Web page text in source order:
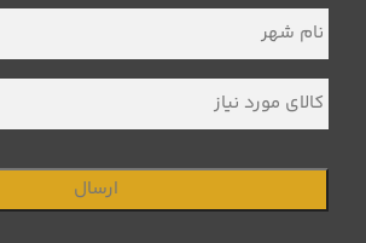
نام
شهر *
کالای
مورد
نیاز